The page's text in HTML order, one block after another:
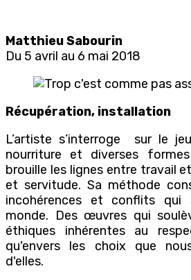
Matthieu Sabourin
Du 5 avril au 6 mai 2018
Récupération, installation
L’artiste s’interroge sur le
nourriture et diverses
brouille les lignes entre travail
et servitude. Sa méthode
incohérences et conflits qui
monde. Des œuvres qui
éthiques inhérentes au
qu'envers les choix que
d'elles.